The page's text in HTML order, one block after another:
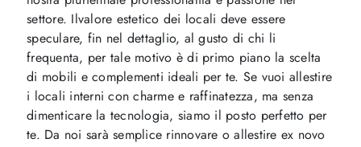
settore. Ilvalore estetico dei locali deve essere
speculare, fin nel dettaglio, al gusto di chi li
frequenta, per tale motivo è di primo piano la scelta
di mobili e complementi ideali per te. Se vuoi allestire
i locali interni con charme e raffinatezza, ma senza
dimenticare la tecnologia, siamo il posto perfetto per
te. Da noi sarà semplice rinnovare o allestire ex novo